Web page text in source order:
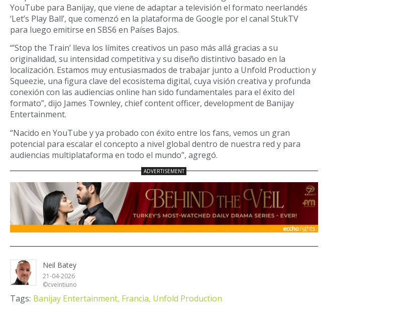
YouTube para Banijay, que viene de adaptar a televisión el formato neerlandés
‘Let’s Play Ball’, que comenzó en la plataforma de Google por el canal StukTV
para luego emitirse en SBS6 en Países Bajos.
“’Stop the Train’ lleva los límites creativos un paso más allá gracias a su
originalidad, su intensidad competitiva y su diseño distintivo basado en la
localización. Estamos muy entusiasmados de trabajar junto a Unfold Production y
Squeezie, una figura clave del ecosistema digital, cuya visión creativa y profunda
conexión con las audiencias online han sido fundamentales para el éxito del
formato”, dijo James Townley, chief content officer, development de Banijay
Entertainment.
“Nacido en YouTube y ya probado con éxito entre los fans, vemos un gran
potencial para escalar el concepto a nivel global dentro de nuestra red y para
audiencias multiplataforma en todo el mundo”, agregó.
Neil Batey
21-04-2026
©cveintiuno
Tags: Banijay Entertainment, Francia, Unfold Production